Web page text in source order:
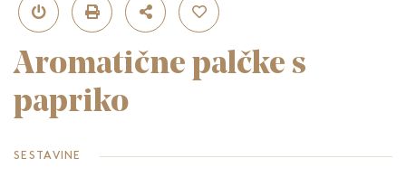
Aromatične palčke s
papriko
SESTAVINE